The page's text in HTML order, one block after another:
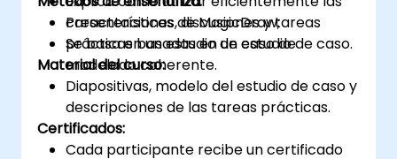
características de MagicDraw;
Se basa en un estudio de caso de
modelado coherente.
Presentaciones, discusiones y tareas
prácticas basadas en un estudio de caso.
Material del curso:
Diapositivas, modelo del estudio de caso y
descripciones de las tareas prácticas.
Certificados:
Cada participante recibe un certificado